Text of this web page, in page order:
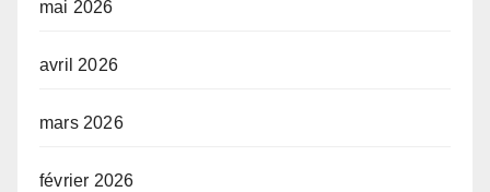
mai 2026
avril 2026
mars 2026
février 2026